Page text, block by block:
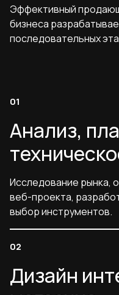
Эффективный
бизнеса
последовательных
Анализ,
Исследование рынка,
веб-проекта,
выбор инструментов.
Дизайн